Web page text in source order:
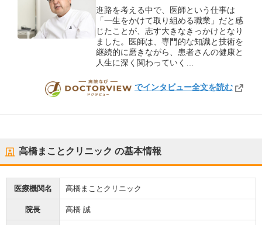
進路を考える中で、医師という仕事は
「一生をかけて取り組める職業」だと感
じたことが、志す大きなきっかけとなり
ました。医師は、専門的な知識と技術を
継続的に磨きながら、患者さんの健康と
人生に深く関わっていく…
DOCTORVIEW
でインタビュー全文を読む
高橋まことクリニック の基本情報
医療機関名 高橋まことクリニック
院長 高橋 誠